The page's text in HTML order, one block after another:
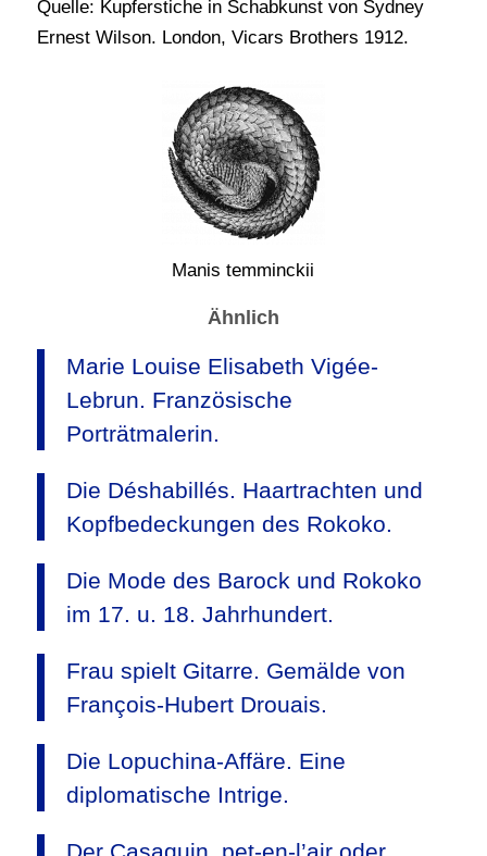
Quelle: Kupferstiche in Schabkunst von Sydney
Ernest Wilson. London, Vicars Brothers 1912.
Manis temminckii
Ähnlich
Marie Louise Elisabeth Vigée-
Lebrun. Französische
Porträtmalerin.
Die Déshabillés. Haartrachten und
Kopfbedeckungen des Rokoko.
Die Mode des Barock und Rokoko
im 17. u. 18. Jahrhundert.
Frau spielt Gitarre. Gemälde von
François-Hubert Drouais.
Die Lopuchina-Affäre. Eine
diplomatische Intrige.